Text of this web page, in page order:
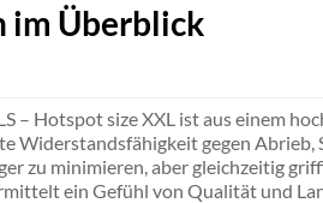
im Überblick
– Hotspot size XXL ist aus einem
Widerstandsfähigkeit gegen Abrieb,
zu minimieren, aber gleichzeitig
ein Gefühl von Qualität und